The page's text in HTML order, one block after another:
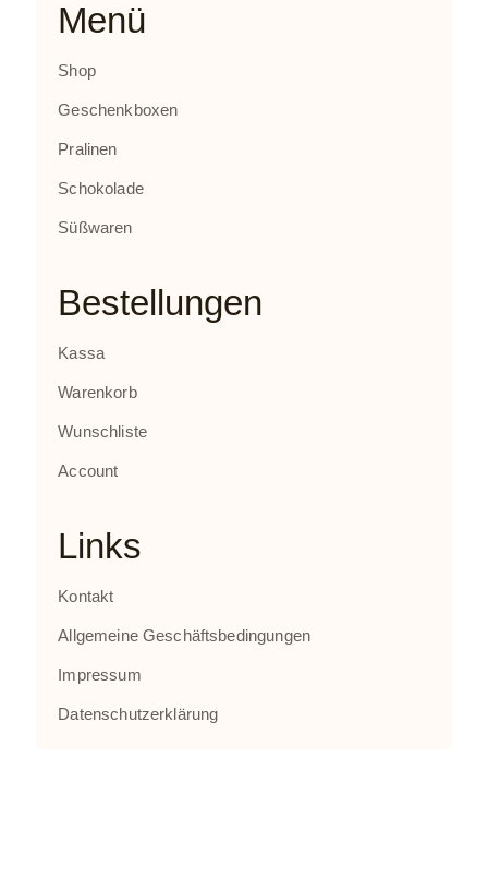
Menü
Shop
Geschenkboxen
Pralinen
Schokolade
Süßwaren
Bestellungen
Kassa
Warenkorb
Wunschliste
Account
Links
Kontakt
Allgemeine Geschäftsbedingungen
Impressum
Datenschutzerklärung